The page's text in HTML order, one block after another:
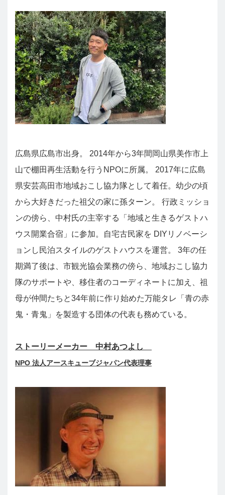
広島県広島市出身。 2014年から3年間岡山県美作市上
山で棚田再生活動を行うNPOに所属。 2017年に広島
県安芸高田市地域おこし協力隊として着任。幼少の頃
から大好きだった祖父の家に孫ターン。 行政ミッショ
ンの傍ら、中村氏の主宰する「地域と生きるゲストハ
ウス開業合宿」に参加。自宅古民家を DIYリノベーシ
ョンし民泊スタイルのゲストハウスを運営。 3年の任
期満了後は、市観光協会業務の傍ら、地域おこし協力
隊のサポートや、移住者のコーディネートに加え、祖
母が仲間たちと34年前に作り始めた万能タレ「青の赤
鬼・青鬼」を製造する団体の代表も務めている。
ストーリーメーカー 中村あつよし
NPO 法人アースキューブジャパン代表理事